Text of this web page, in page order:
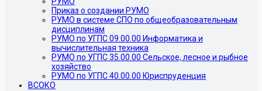
Приказ о создании РУМО
РУМО в системе СПО по общеобразовательным
дисциплинам
РУМО по УГПС 09.00.00 Информатика и
вычислительная техника
РУМО по УГПС 35.00.00 Сельское, лесное и рыбное
хозяйство
РУМО по УГПС 40.00.00 Юриспруденция
ВСОКО